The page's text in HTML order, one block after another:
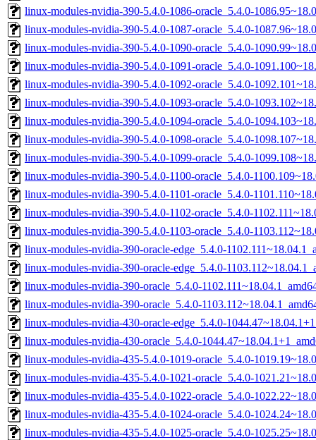
linux-modules-nvidia-390-5.4.0-1086-oracle_5.4.0-
linux-modules-nvidia-390-5.4.0-1087-oracle_5.4.0-
linux-modules-nvidia-390-5.4.0-1090-oracle_5.4.0-
linux-modules-nvidia-390-5.4.0-1091-oracle_5.4.0-
linux-modules-nvidia-390-5.4.0-1092-oracle_5.4.0-
linux-modules-nvidia-390-5.4.0-1093-oracle_5.4.0-
linux-modules-nvidia-390-5.4.0-1094-oracle_5.4.0-
linux-modules-nvidia-390-5.4.0-1098-oracle_5.4.0-
linux-modules-nvidia-390-5.4.0-1099-oracle_5.4.0-
linux-modules-nvidia-390-5.4.0-1100-oracle_5.4.0-
linux-modules-nvidia-390-5.4.0-1101-oracle_5.4.0-
linux-modules-nvidia-390-5.4.0-1102-oracle_5.4.0-
linux-modules-nvidia-390-5.4.0-1103-oracle_5.4.0-
linux-modules-nvidia-390-oracle-edge_5.4.0-
linux-modules-nvidia-390-oracle-edge_5.4.0-
linux-modules-nvidia-390-oracle_5.4.0-
linux-modules-nvidia-390-oracle_5.4.0-
linux-modules-nvidia-430-oracle-edge_5.4.0-
linux-modules-nvidia-430-oracle_5.4.0-
linux-modules-nvidia-435-5.4.0-1019-oracle_5.4.0-
linux-modules-nvidia-435-5.4.0-1021-oracle_5.4.0-
linux-modules-nvidia-435-5.4.0-1022-oracle_5.4.0-
linux-modules-nvidia-435-5.4.0-1024-oracle_5.4.0-
linux-modules-nvidia-435-5.4.0-1025-oracle_5.4.0-